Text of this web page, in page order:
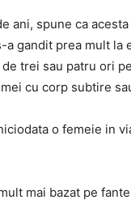
ani, spune ca
a gandit prea mult la
trei sau patru ori
cu corp subtire
o femeie in
mai bazat pe